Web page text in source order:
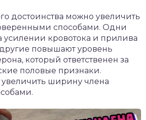
достоинства можно увеличить
способами. Одни
усилении кровотока и прилива
повышают уровень
который ответственен за
половые признаки.
ширину члена